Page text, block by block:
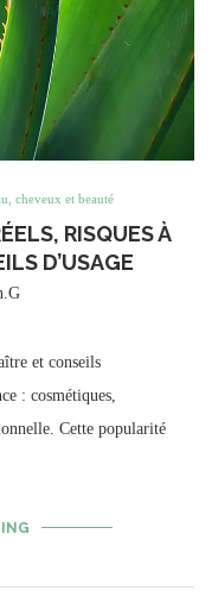
cheveux et beauté
RISQUES À
D’USAGE
et conseils
: cosmétiques,
Cette popularité